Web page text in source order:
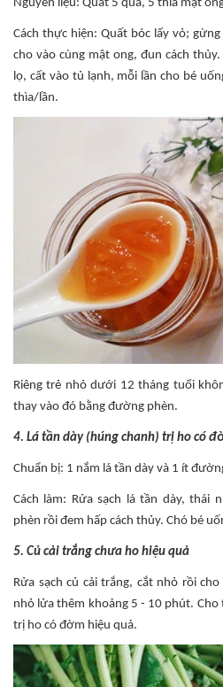
Nguyên liệu: Quất 5 quả, 5 thìa mật
Cách thực hiện: Quất bóc lấy vỏ;
cho vào cùng mật ong, đun cách
lọ, cất vào tủ lạnh, mỗi lần cho bé
thìa/lần.
Riêng trẻ nhỏ dưới 12 tháng tuổi
thay vào đó bằng đường phèn.
4. Lá tần dày (húng chanh) trị ho có
Chuẩn bị: 1 nắm lá tần dày và 1 ít
Cách làm: Rửa sạch lá tần dày, thái
phèn rồi đem hấp cách thủy. Chó bé
5. Củ cải trắng chưa ho hiệu quả
Rửa sạch củ cải trắng, cắt nhỏ rồi
nhỏ lửa thêm khoảng 5 - 10 phút.
trị ho có đờm hiệu quả.